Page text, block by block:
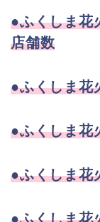
●ふくしま花
店舗数
●ふくしま花
●ふくしま花
●ふくしま花
●ふくしま花